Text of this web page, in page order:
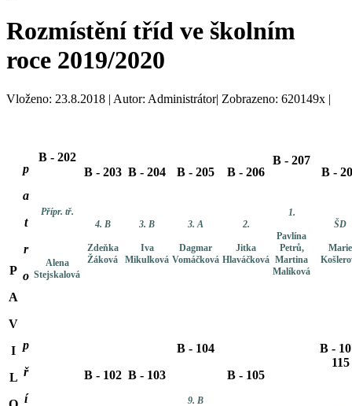
Rozmístění tříd ve školním
roce 2019/2020
Vloženo: 23.8.2018 | Autor: Administrátor| Zobrazeno: 620149x |
P
A
V
I
L
p
a
t
r
o
B - 202
Přípr. tř.
Alena
Stejskalová
B - 203
4. B
Zdeňka
Žáková
B - 204
3. B
Iva
Mikulková
B - 205
3. A
Dagmar
Vomáčková
B - 206
2.
Jitka
Hlaváčková
B - 207
1.
Pavlína
Petrů,
Martina
Malíková
B -
ŠD
Marie
p
ř
í
B - 102 B - 103
B - 104
9. B
B - 105
B -
115